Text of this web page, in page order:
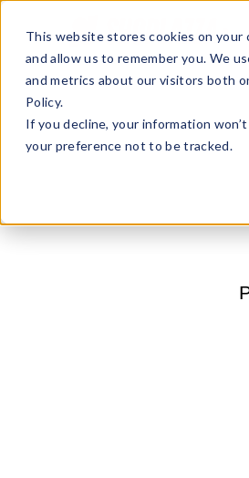
This website stores cookies on
and allow us to remember you. We
and metrics about our visitors both
Policy.
If you decline, your information
your preference not to be tracked.